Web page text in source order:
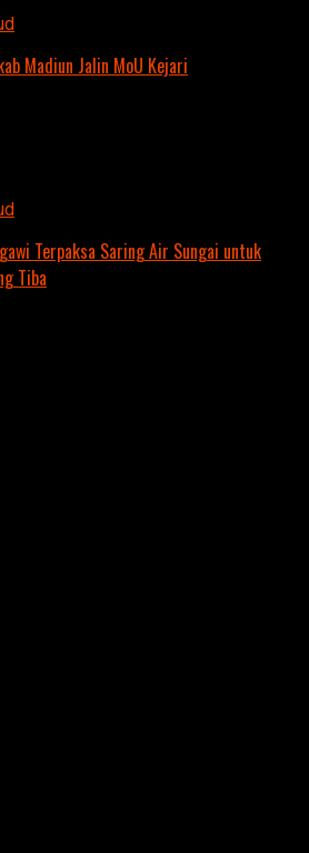
Madiun Jalin MoU Kejari
Terpaksa Saring Air Sungai untuk
Tiba